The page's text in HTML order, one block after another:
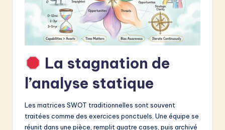
La stagnation de
l’analyse statique
Les matrices SWOT traditionnelles sont souvent
traitées comme des exercices ponctuels. Une équipe se
réunit dans une pièce, remplit quatre cases, puis archivé